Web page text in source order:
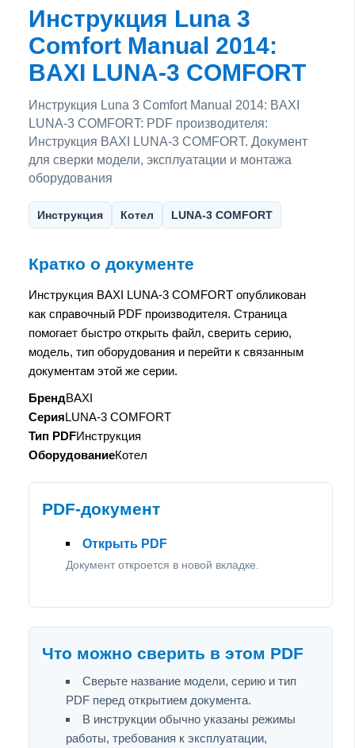
Инструкция Luna 3
Comfort Manual 2014:
BAXI LUNA-3 COMFORT
Инструкция Luna 3 Comfort Manual 2014: BAXI
LUNA-3 COMFORT: PDF производителя:
Инструкция BAXI LUNA-3 COMFORT. Документ
для сверки модели, эксплуатации и монтажа
оборудования
Инструкция Котел LUNA-3 COMFORT
Кратко о документе
Инструкция BAXI LUNA-3 COMFORT опубликован
как справочный PDF производителя. Страница
помогает быстро открыть файл, сверить серию,
модель, тип оборудования и перейти к связанным
документам этой же серии.
БрендBAXI
СерияLUNA-3 COMFORT
Тип PDFИнструкция
ОборудованиеКотел
PDF-документ
Открыть PDF
Документ откроется в новой вкладке.
Что можно сверить в этом PDF
Сверьте название модели, серию и тип
PDF перед открытием документа.
В инструкции обычно указаны режимы
работы, требования к эксплуатации,